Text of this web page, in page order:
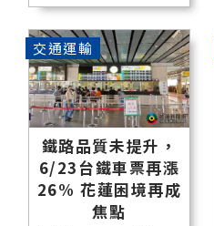
鐵路品質未提升，
6/23台鐵車票再漲
26% 花蓮困境再成
焦點
交通運輸